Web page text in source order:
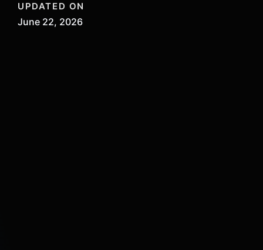
UPDATED ON
June 22, 2026